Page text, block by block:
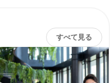
すべて見る